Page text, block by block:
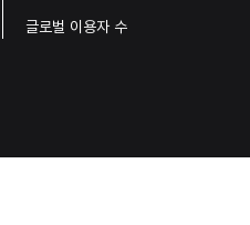
글로벌 이용자 수